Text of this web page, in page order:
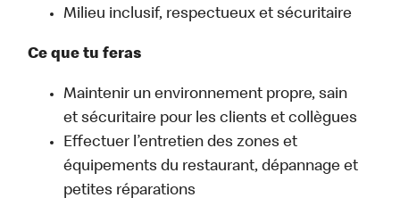
Milieu inclusif, respectueux et sécuritaire
Ce que tu feras
Maintenir un environnement propre, sain
et sécuritaire pour les clients et collègues
Effectuer l’entretien des zones et
équipements du restaurant, dépannage et
petites réparations